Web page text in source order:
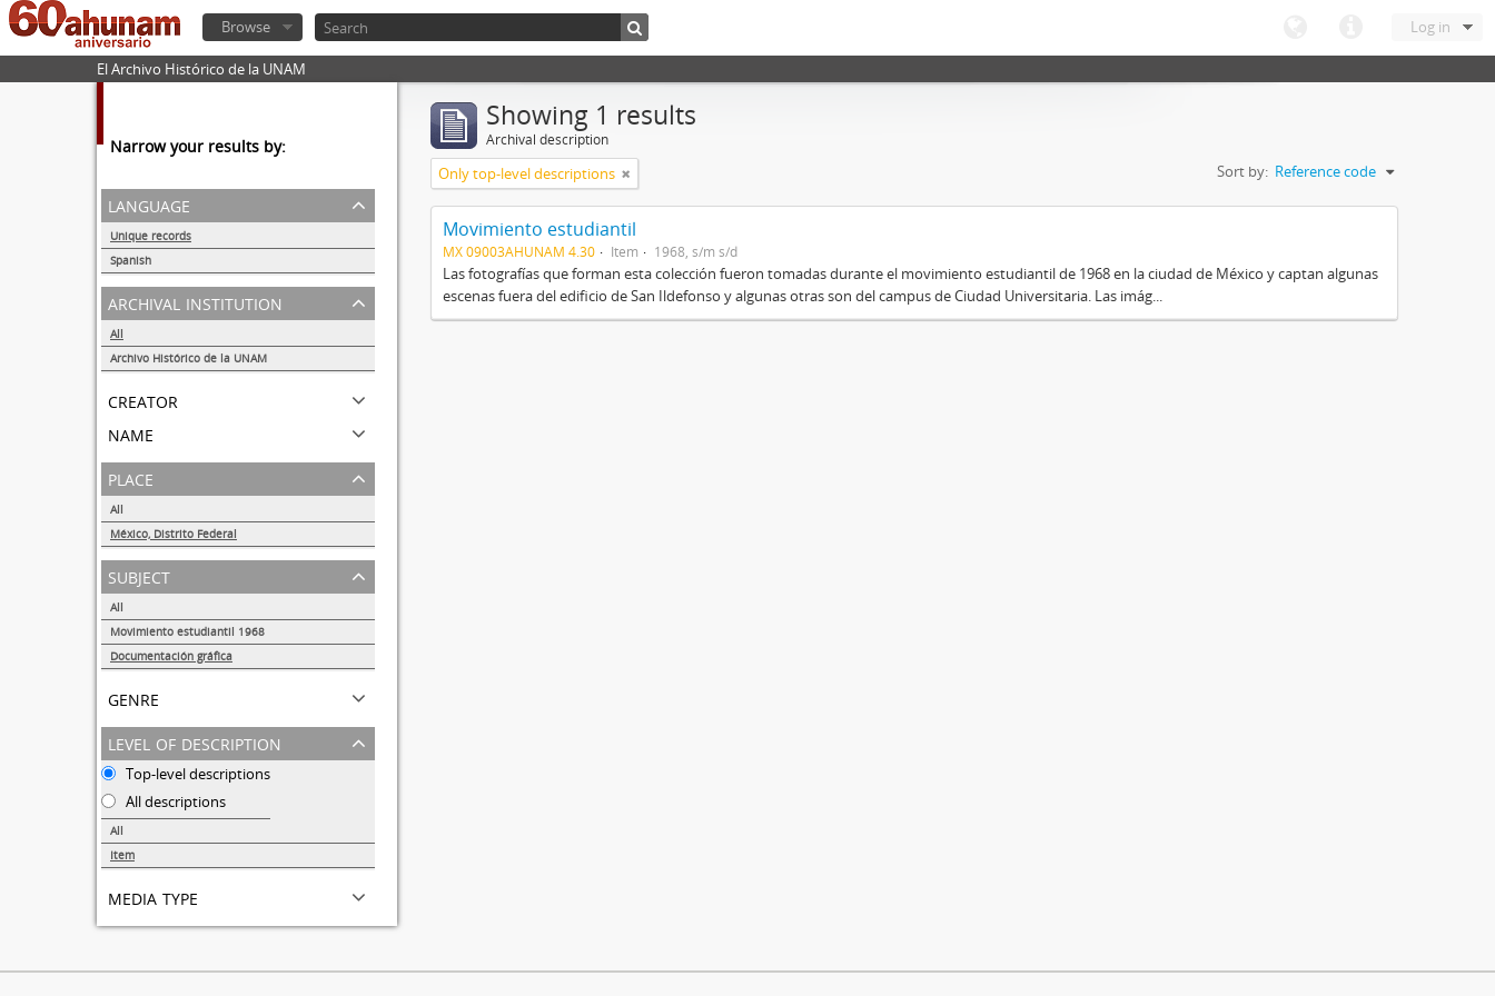
Log in
Browse
El Archivo Histórico de la UNAM
Narrow your results by:
language
Unique records
Spanish
1
archival institution
All
Archivo Histórico de la UNAM
creator
name
place
All
México, Distrito Federal
1
subject
All
Movimiento estudiantil 1968
Documentación gráfica
genre
level of description
Top-level descriptions
All descriptions
All
Item
media type
Showing 1 results
Archival description
Only top-level descriptions Sort by: Reference code
Movimiento estudiantil
MX 09003AHUNAM 4.30 Item 1968, s/m s/d
Las fotografías que forman esta colección fueron tomadas durante el movimiento estudiantil de 1968 en la ciudad de México y captan algunas
escenas fuera del edificio de San Ildefonso y algunas otras son del campus de Ciudad Universitaria. Las imág...